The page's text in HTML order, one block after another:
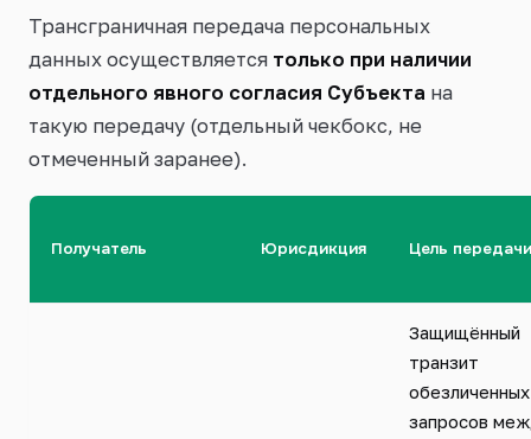
Трансграничная передача персональных
данных осуществляется только при наличии
отдельного явного согласия Субъекта на
такую передачу (отдельный чекбокс, не
отмеченный заранее).
Получатель Юрисдикция Цель передачи
Защищённый
транзит
обезличенных
запросов